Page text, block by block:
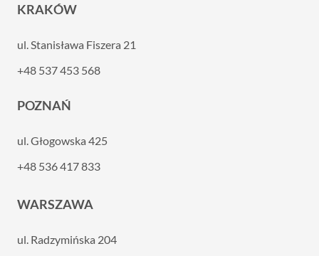
KRAKÓW
ul. Stanisława Fiszera 21
+48 537 453 568
POZNAŃ
ul. Głogowska 425
+48 536 417 833
WARSZAWA
ul. Radzymińska 204